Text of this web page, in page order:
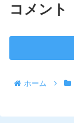
コメント
ホーム